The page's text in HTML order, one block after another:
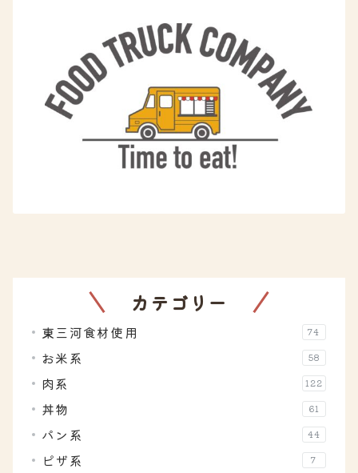
カテゴリー
東三河食材使用 74
お米系 58
肉系 122
丼物 61
パン系 44
ピザ系 7